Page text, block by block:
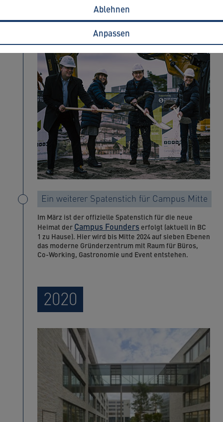
Anpassen
Ablehnen
weitere Ausbau des Gebäudes ist bereits im vollen
Gange.
Ein weiterer Spatenstich für Campus Mitte
Im März ist der offizielle Spatenstich für die neue
Heimat der Campus Founders erfolgt (aktuell in BC
1 zu Hause). Hier wird bis Mitte 2024 auf sieben Ebenen
das moderne Gründerzentrum mit Raum für Büros,
Co-Working, Gastronomie und Event entstehen.
2020